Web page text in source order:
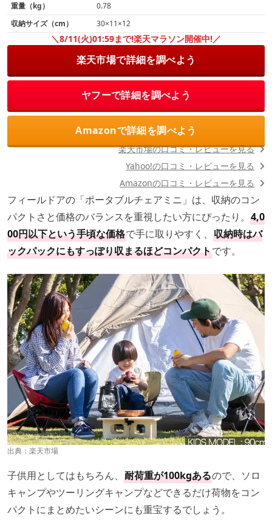
重量（kg）
0.78
収納サイズ（cm）
30×11×12
＼8/11(火)01:59まで!楽天マラソン開催中!／
楽天市場で詳細を調べよう
ヤフーで詳細を調べよう
Amazonで詳細を調べよう
フィールドアの「ポータブルチェアミニ」は、収納のコン
パクトさと価格のバランスを重視したい方にぴったり。 4,0
00円以下という手頃な価格で手に取りやすく、 収納時はバ
ックパックにもすっぽり収まるほどコンパクトです。
出典： 楽天市場
子供用としてはもちろん、 耐荷重が100kgあるので、ソロ
キャンプやツーリングキャンプなどできるだけ荷物をコン
パクトにまとめたいシーンにも重宝するでしょう。
楽天市場の口コミ・レビューを見る
Yahoo!の口コミ・レビューを見る
Amazonの口コミ・レビューを見る